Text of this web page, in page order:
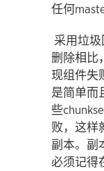
任何
采用垃
删除相比
现组件失
是简单而
些
败，这样
副本。副
必须记得